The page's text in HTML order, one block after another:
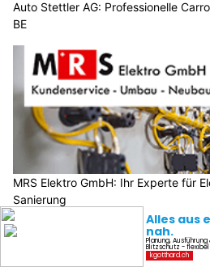
Auto Stettler AG: Professionelle
BE
MRS Elektro GmbH: Ihr Experte für
Sanierung